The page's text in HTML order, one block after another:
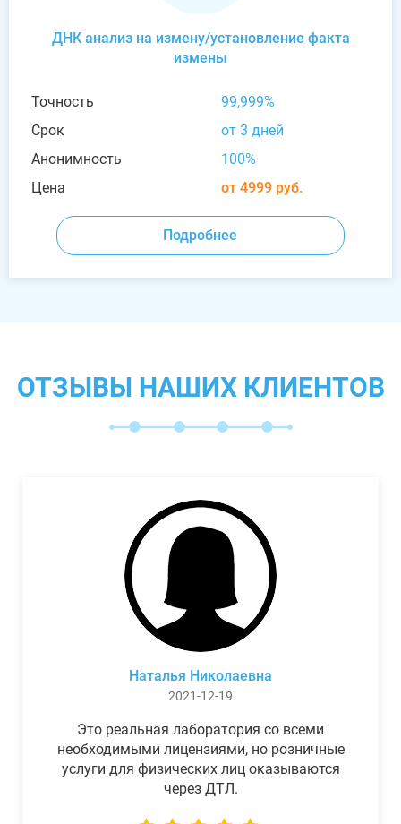
ДНК анализ на измену/установление факта
измены
Точность
99,999%
Срок
от 3 дней
Анонимность
100%
Цена
от 4999 руб.
Подробнее
ОТЗЫВЫ НАШИХ КЛИЕНТОВ
Наталья Николаевна
2021-12-19
Это реальная лаборатория со всеми
необходимыми лицензиями, но розничные
услуги для физических лиц оказываются
через ДТЛ.